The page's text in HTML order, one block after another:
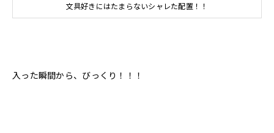
文具好きにはたまらないシャレた配置！！
入った瞬間から、びっくり！！！